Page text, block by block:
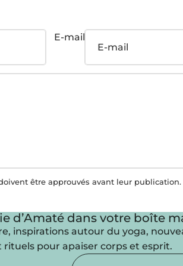
E-mail
être approuvés avant leur publication.
d’Amaté dans votre boîte
inspirations autour du yoga,
pour apaiser corps et esprit.